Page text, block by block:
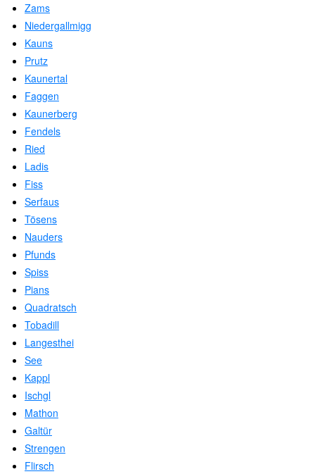
Zams
Niedergallmigg
Kauns
Prutz
Kaunertal
Faggen
Kaunerberg
Fendels
Ried
Ladis
Fiss
Serfaus
Tösens
Nauders
Pfunds
Spiss
Pians
Quadratsch
Tobadill
Langesthei
See
Kappl
Ischgl
Mathon
Galtür
Strengen
Flirsch